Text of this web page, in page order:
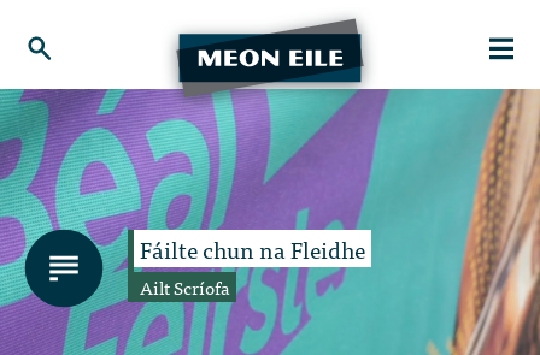
Fáilte chun na Fleidhe
Ailt Scríofa